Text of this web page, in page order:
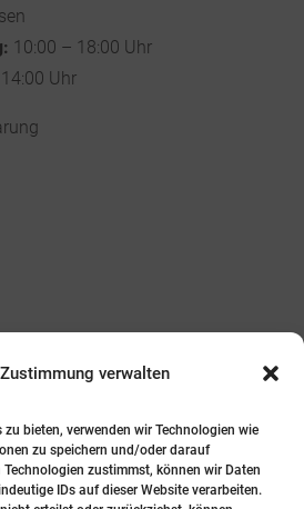
verwalten
bieten, verwenden wir Technologien wie
zu speichern und/oder darauf
zustimmst, können wir Daten
IDs auf dieser Website verarbeiten.
10:00 – 18:00 Uhr
Uhr